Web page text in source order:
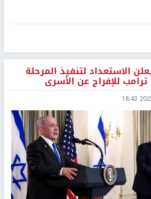
الاستعداد لتنفيذ المرحلة
للإفراج عن الأسرى